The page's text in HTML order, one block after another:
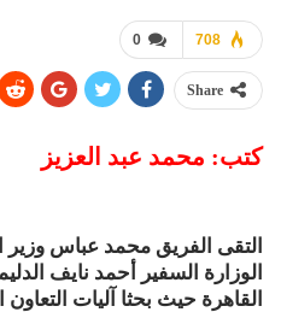
0 708
Share
كتب: محمد عبد العزيز
التقى الفريق محمد عباس وزير
الوزارة السفير أحمد نايف
القاهرة حيث بحثا آليات